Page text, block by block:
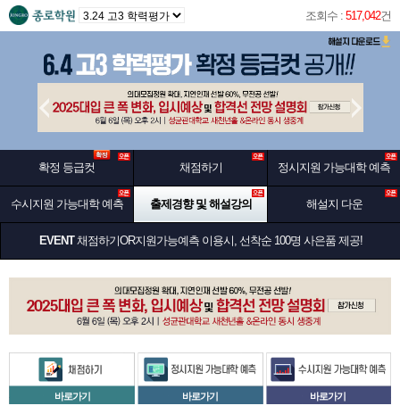
조회수 : 517,042건
확정 등급컷 채점하기 정시지원 가능대학 예측
수시지원 가능대학 예측 출제경향 및 해설강의 해설지 다운
EVENT채점하기OR지원가능예측 이용시, 선착순 100명 사은품 제공!
바로가기 바로가기 바로가기